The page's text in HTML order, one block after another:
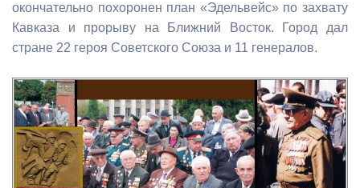
окончательно похоронен план «Эдельвейс» по захвату
Кавказа и прорыву на Ближний Восток. Город дал
стране 22 героя Советского Союза и 11 генералов.